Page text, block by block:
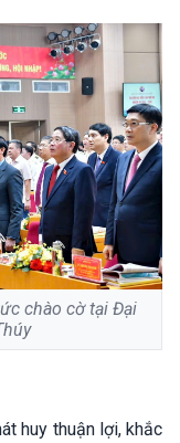
chào cờ tại Đại
huy thuận lợi, khắc